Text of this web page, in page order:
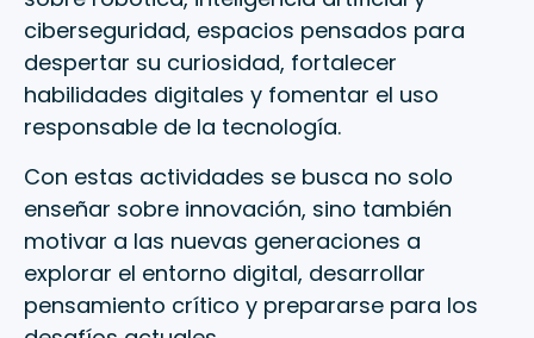
ciberseguridad, espacios pensados para
despertar su curiosidad, fortalecer
habilidades digitales y fomentar el uso
responsable de la tecnología.
Con estas actividades se busca no solo
enseñar sobre innovación, sino también
motivar a las nuevas generaciones a
explorar el entorno digital, desarrollar
pensamiento crítico y prepararse para los